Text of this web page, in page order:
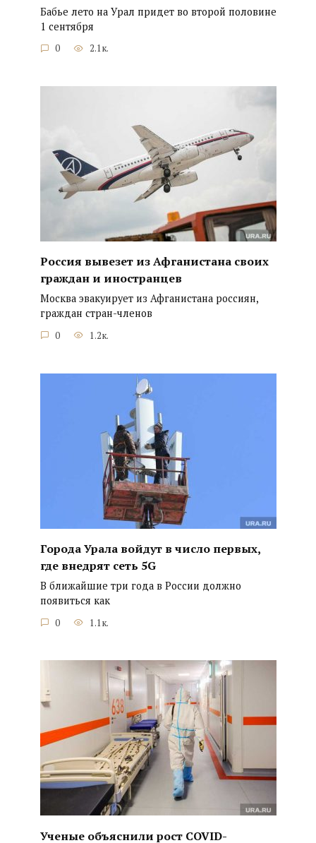
Бабье лето на Урал придет во второй половине
1 сентября
0 2.1к.
Россия вывезет из Афганистана своих
граждан и иностранцев
Москва эвакуирует из Афганистана россиян,
граждан стран-членов
0 1.2к.
Города Урала войдут в число первых,
где внедрят сеть 5G
В ближайшие три года в России должно
появиться как
0 1.1к.
Ученые объяснили рост COVID-